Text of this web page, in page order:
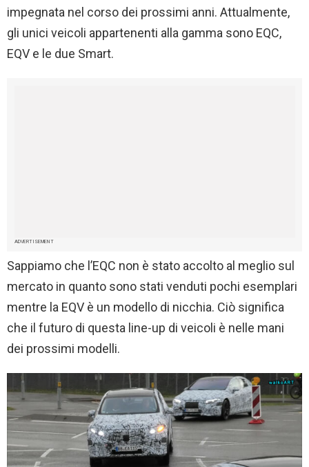
impegnata nel corso dei prossimi anni. Attualmente,
gli unici veicoli appartenenti alla gamma sono EQC,
EQV e le due Smart.
ADVERTISEMENT
Sappiamo che l’EQC non è stato accolto al meglio sul
mercato in quanto sono stati venduti pochi esemplari
mentre la EQV è un modello di nicchia. Ciò significa
che il futuro di questa line-up di veicoli è nelle mani
dei prossimi modelli.